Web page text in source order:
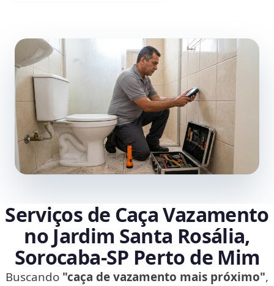
Serviços de Caça Vazamento
no Jardim Santa Rosália,
Sorocaba‑SP Perto de Mim
Buscando "caça de vazamento mais próximo",